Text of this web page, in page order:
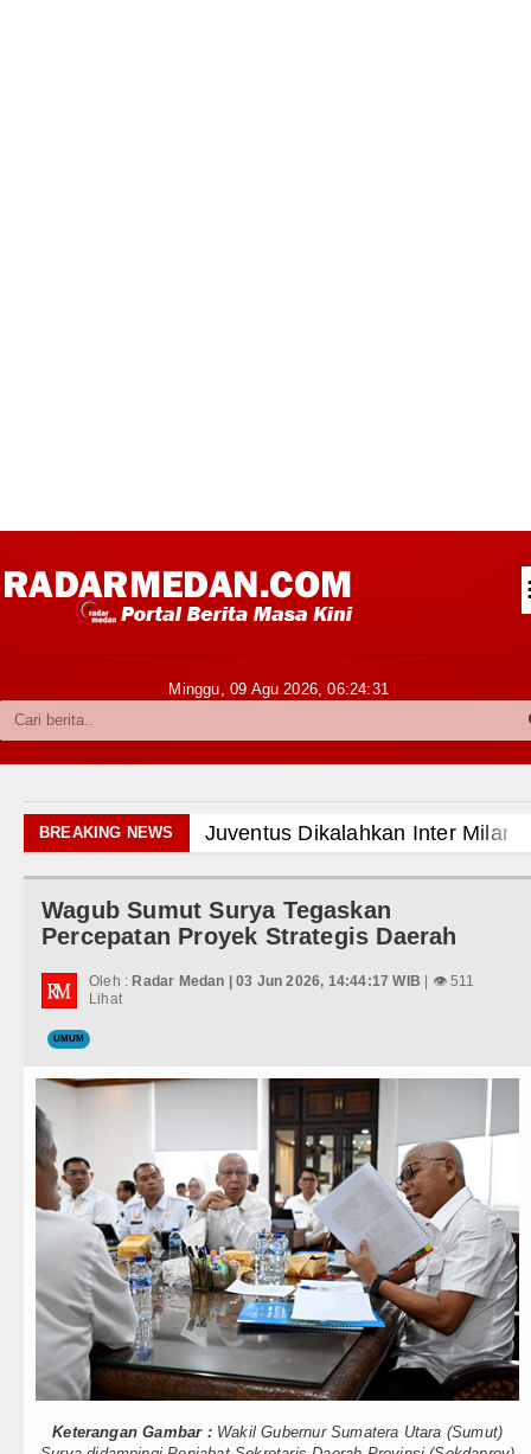
Kabupaten Karo
Politik
Olahraga
Internasional
Wisata
TIPS dan TRIK
+ Lainnya
Video
Kesehatan
Minggu, 09 Agu 2026,06:24:32
BREAKING NEWS Juventus Dikalahkan Inter Milan
PSG Ditahan Manchester
Chelsea Gilas AC Milan di Laga
Ketua GRIB Jaya Labuhanbatu
Rico Waas : Kemerdekaan
Kurang dari 6 Jam, Polsek
Liverpool vs Monaco Laga
Tim Gabungan Ringkus 3
Emma Raducanu Absen di
Juventus Dikalahkan Inter Milan
PSG Ditahan Manchester
Chelsea Gilas AC Milan di Laga
Wagub Sumut Surya Tegaskan
Percepatan Proyek Strategis Daerah
Oleh : Radar Medan | 03 Jun 2026, 14:44:17 WIB | 👁 511
Lihat
UMUM
Keterangan Gambar :Wakil Gubernur Sumatera Utara (Sumut)